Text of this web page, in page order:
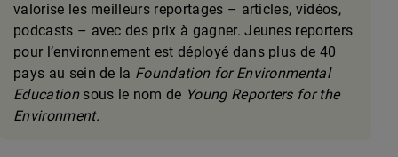
valorise les meilleurs reportages – articles, vidéos,
podcasts – avec des prix à gagner. Jeunes reporters
pour l’environnement est déployé dans plus de 40
pays au sein de la Foundation for Environmental
Education sous le nom de Young Reporters for the
Environment.